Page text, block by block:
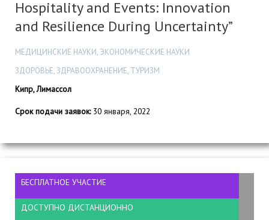
Hospitality and Events: Innovation
and Resilience During Uncertainty”
МЕДИЦИНСКИЕ НАУКИ, ЭКОНОМИЧЕСКИЕ НАУКИ
ЗДОРОВЬЕ, ЗДРАВООХРАНЕНИЕ, ТУРИЗМ
Кипр, Лимассол
Срок подачи заявок:30 января, 2022
БЕСПЛАТНОЕ УЧАСТИЕ
ДОСТУПНО ДИСТАНЦИОННО